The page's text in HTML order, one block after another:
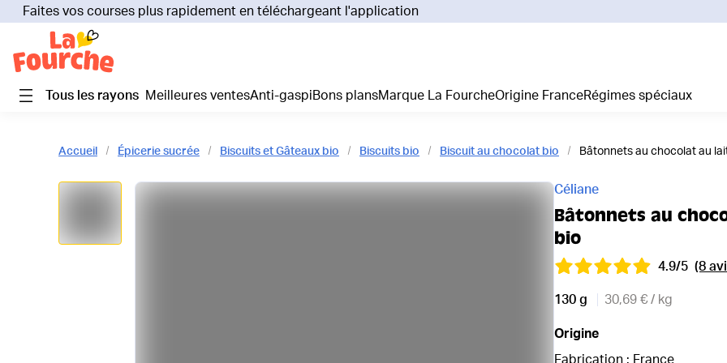
Faites vos courses plus rapidement en téléchargeant l'application
Nos
Je
Tous les rayons Meilleures ventes Anti-gaspi Bons plans Marque La Fourche Origine France Régimes spéciaux
Accueil Épicerie sucrée Biscuits et Gâteaux bio Biscuits bio Biscuit au chocolat bio Bâtonnets au chocolat au
Céliane
Bâtonnets au
bio
4.9/5 (8
130 g 30,69 € / kg
Origine
Fabrication : France